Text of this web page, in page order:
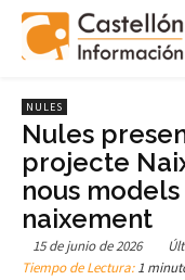
NULES
Nules
projecte
nous models
naixement
15 de junio de 2026
Tiempo de Lectura:1